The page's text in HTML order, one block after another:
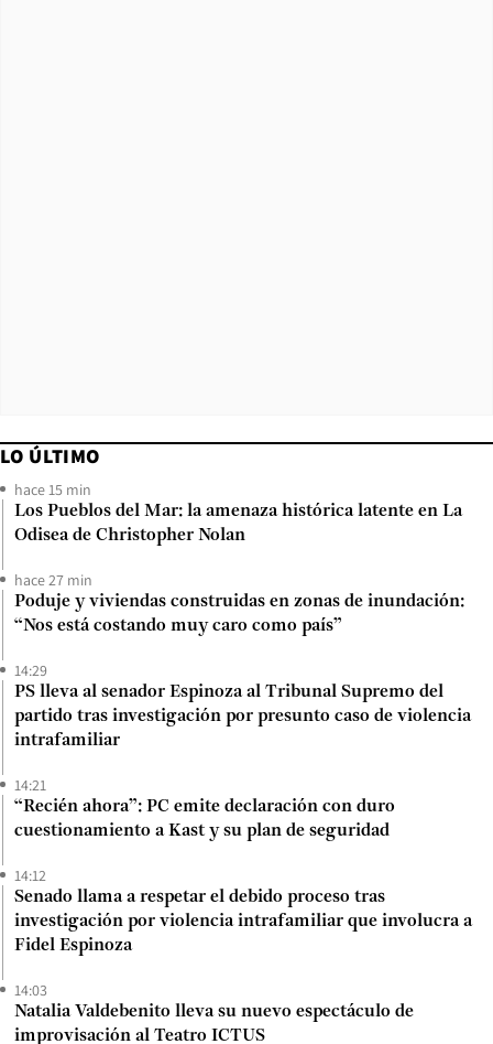
LO ÚLTIMO
hace 15 min
Los Pueblos del Mar: la amenaza histórica latente en La
Odisea de Christopher Nolan
hace 27 min
Poduje y viviendas construidas en zonas de inundación:
“Nos está costando muy caro como país”
14:29
PS lleva al senador Espinoza al Tribunal Supremo del
partido tras investigación por presunto caso de violencia
intrafamiliar
14:21
“Recién ahora”: PC emite declaración con duro
cuestionamiento a Kast y su plan de seguridad
14:12
Senado llama a respetar el debido proceso tras
investigación por violencia intrafamiliar que involucra a
Fidel Espinoza
14:03
Natalia Valdebenito lleva su nuevo espectáculo de
improvisación al Teatro ICTUS